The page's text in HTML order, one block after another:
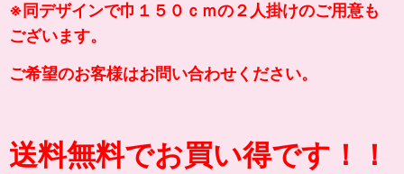
※同デザインで巾１５０ｃｍの２人掛けのご用意も
ございます。
ご希望のお客様はお問い合わせください。
送料無料でお買い得です！！